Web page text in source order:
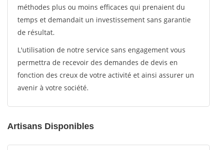
méthodes plus ou moins efficaces qui prenaient du
temps et demandait un investissement sans garantie
de résultat.
L'utilisation de notre service sans engagement vous
permettra de recevoir des demandes de devis en
fonction des creux de votre activité et ainsi assurer un
avenir à votre société.
Artisans Disponibles